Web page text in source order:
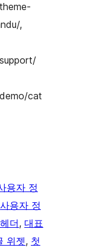
,
cat
용자 정
사용자 정
더, 대표
위젯, 첫